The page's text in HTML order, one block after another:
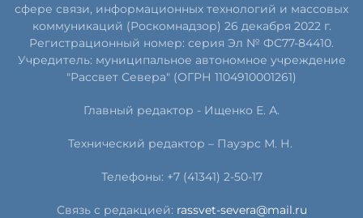
сфере связи, информационных технологий и массовых
коммуникаций (Роскомнадзор) 26 декабря 2022 г.
Регистрационный номер: серия Эл № ФС77-84410.
Учредитель: муниципальное автономное учреждение
"Рассвет Севера" (ОГРН 1104910001261)
Главный редактор - Ищенко Е. А.
Технический редактор – Пауэрс М. Н.
Телефоны: +7 (41341) 2-50-17
Связь с редакцией: rassvet-severa@mail.ru